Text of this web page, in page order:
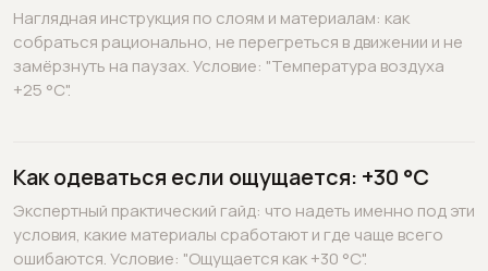
Наглядная инструкция по слоям и материалам: как
собраться рационально, не перегреться в движении и не
замёрзнуть на паузах. Условие: "Температура воздуха
+25 °C".
Как одеваться если ощущается: +30 °C
Экспертный практический гайд: что надеть именно под эти
условия, какие материалы сработают и где чаще всего
ошибаются. Условие: "Ощущается как +30 °C".